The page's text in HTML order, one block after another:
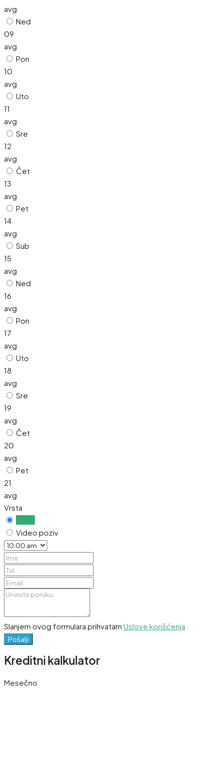
avg
Ned
09
avg
Pon
10
avg
Uto
11
avg
Sre
12
avg
Čet
13
avg
Pet
14
avg
Sub
15
avg
Ned
16
avg
Pon
17
avg
Uto
18
avg
Sre
19
avg
Čet
20
avg
Pet
21
avg
Vrsta
Video poziv
Slanjem ovog formulara prihvatam Uslove korišćenja
Pošalji
Kreditni kalkulator
Mesečno